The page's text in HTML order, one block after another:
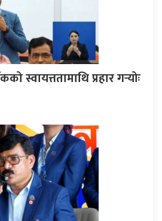
स्वायत्ततामाथि प्रहार गर्‍योः